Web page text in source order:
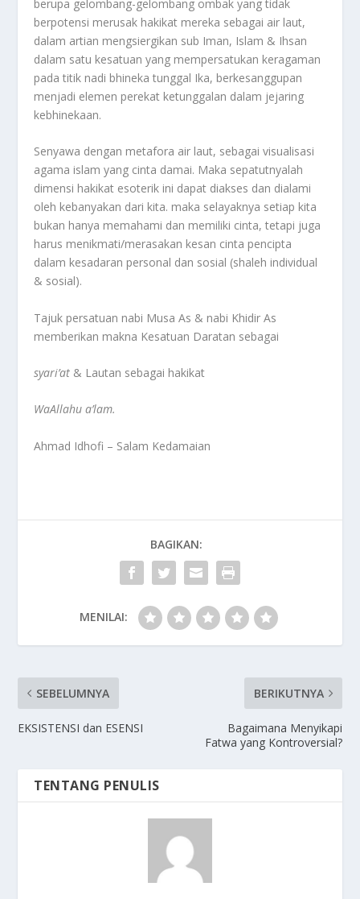
berupa gelombang-gelombang ombak yang tidak
berpotensi merusak hakikat mereka sebagai air laut,
dalam artian mengsiergikan sub Iman, Islam & Ihsan
dalam satu kesatuan yang mempersatukan keragaman
pada titik nadi bhineka tunggal Ika, berkesanggupan
menjadi elemen perekat ketunggalan dalam jejaring
kebhinekaan.
Senyawa dengan metafora air laut, sebagai visualisasi
agama islam yang cinta damai. Maka sepatutnyalah
dimensi hakikat esoterik ini dapat diakses dan dialami
oleh kebanyakan dari kita. maka selayaknya setiap kita
bukan hanya memahami dan memiliki cinta, tetapi juga
harus menikmati/merasakan kesan cinta pencipta
dalam kesadaran personal dan sosial (shaleh individual
& sosial).
Tajuk persatuan nabi Musa As & nabi Khidir As
memberikan makna Kesatuan Daratan sebagai
syari’at & Lautan sebagai hakikat
WaAllahu a’lam.
Ahmad Idhofi – Salam Kedamaian
BAGIKAN:
MENILAI:
SEBELUMNYA
EKSISTENSI dan ESENSI
BERIKUTNYA
Bagaimana Menyikapi
Fatwa yang Kontroversial?
TENTANG PENULIS